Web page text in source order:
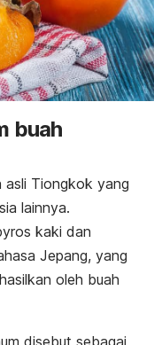
buah
asli Tiongkok yang
lainnya.
kaki dan
Jepang, yang
oleh buah
disebut sebagai